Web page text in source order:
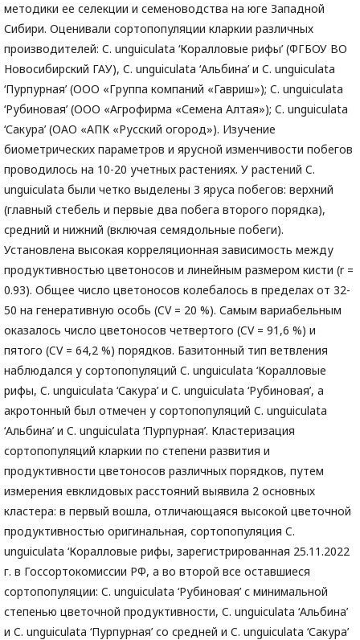
методики ее селекции и семеноводства на юге Западной
Сибири. Оценивали сортопопуляции кларкии различных
производителей: C. unguiculata ‘Коралловые рифы’ (ФГБОУ ВО
Новосибирский ГАУ), C. unguiculata ‘Альбина’ и C. unguiculata
‘Пурпурная’ (ООО «Группа компаний «Гавриш»); C. unguiculata
‘Рубиновая’ (ООО «Агрофирма «Семена Алтая»); C. unguiculata
‘Сакура’ (ОАО «АПК «Русский огород»). Изучение
биометрических параметров и ярусной изменчивости побегов
проводилось на 10-20 учетных растениях. У растений C.
unguiculata были четко выделены 3 яруса побегов: верхний
(главный стебель и первые два побега второго порядка),
средний и нижний (включая семядольные побеги).
Установлена высокая корреляционная зависимость между
продуктивностью цветоносов и линейным размером кисти (r =
0.93). Общее число цветоносов колебалось в пределах от 32-
50 на генеративную особь (CV = 20 %). Самым вариабельным
оказалось число цветоносов четвертого (CV = 91,6 %) и
пятого (CV = 64,2 %) порядков. Базитонный тип ветвления
наблюдался у сортопопуляций C. unguiculata ‘Коралловые
рифы, C. unguiculata ‘Сакура’ и C. unguiculata ‘Рубиновая’, а
акротонный был отмечен у сортопопуляций C. unguiculata
‘Альбина’ и C. unguiculata ‘Пурпурная’. Кластеризация
сортопопуляций кларкии по степени развития и
продуктивности цветоносов различных порядков, путем
измерения евклидовых расстояний выявила 2 основных
кластера: в первый вошла, отличающаяся высокой цветочной
продуктивностью оригинальная, сортопопуляция C.
unguiculata ‘Коралловые рифы, зарегистрированная 25.11.2022
г. в Госсортокомиссии РФ, а во второй все оставшиеся
сортопопуляции: C. unguiculata ‘Рубиновая’ с минимальной
степенью цветочной продуктивности, C. unguiculata ‘Альбина’
и C. unguiculata ‘Пурпурная’ со средней и C. unguiculata ‘Сакура’